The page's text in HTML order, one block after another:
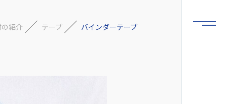
紹介 テープ バインダーテープ